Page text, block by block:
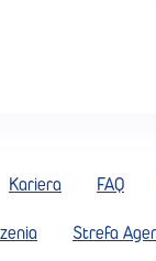
Kariera FAQ
Strefa